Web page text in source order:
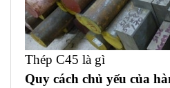
Thép C45 là gì
Quy cách chủ yếu của